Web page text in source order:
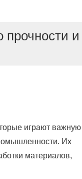
прочности и
играют важную
Их
материалов,